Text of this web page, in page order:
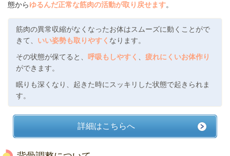
態からゆるんだ正常な筋肉の活動が取り戻せます。
筋肉の異常収縮がなくなったお体はスムーズに動くことがで
きて、 いい姿勢も取りやすく なります。
その状態が保てると、
呼吸もしやすく
疲れにくいお体作り
ができます。
眠りも深くなり、起きた時にスッキリした状態で起きられま
す。
詳細はこちらへ